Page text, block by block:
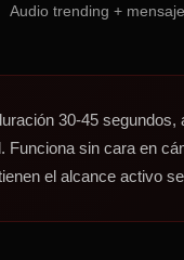
Audio trending +
30-45 segundos,
Funciona sin cara en
el alcance activo